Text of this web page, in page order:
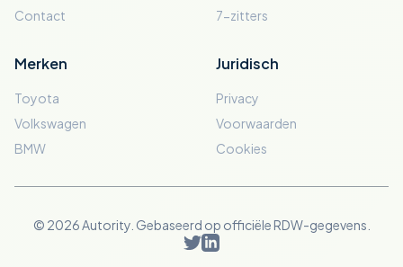
Contact
7-zitters
Merken
Toyota
Volkswagen
BMW
Juridisch
Privacy
Voorwaarden
Cookies
© 2026 Autority. Gebaseerd op officiële RDW-gegevens.